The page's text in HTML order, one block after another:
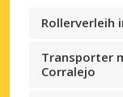
Rollerverleih
Transporter
Corralejo